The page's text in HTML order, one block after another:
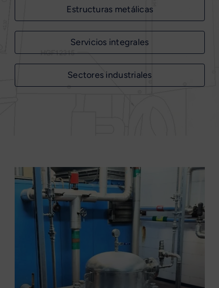
Estructuras metálicas
Servicios integrales
Sectores industriales